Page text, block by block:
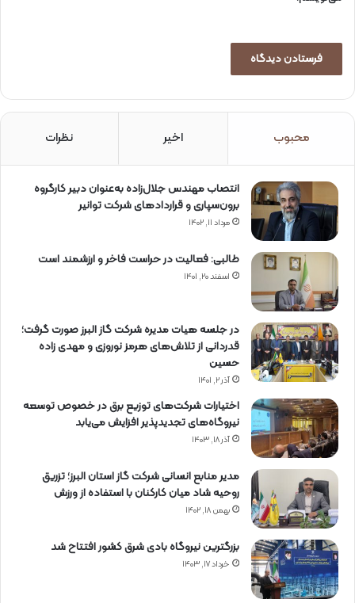
ت
آ
ا
ط
ع
محبوب اخیر نظرات
انتصاب مهندس جلال‌زاده به‌عنوان دبیر كارگروه
برون‌سپاری و قراردادهای شركت توانیر
مرداد ۱۱, ۱۴۰۲
طالبی: فعالیت در حراست فاخر و ارزشمند است
اسفند ۲۰, ۱۴۰۱
در جلسه هیات مدیره شرکت گاز البرز صورت گرفت؛
قدردانی از تلاش‌های هرمز نوروزی و مهدی زاده
حسین
آذر ۲, ۱۴۰۱
اختیارات شرکت‌های توزیع برق در خصوص توسعه
نیروگاه‌های تجدیدپذیر افزایش می‌یابد
آذر ۱۸, ۱۴۰۳
مدیر منابع انسانی شرکت گاز استان البرز؛ تزریق
روحیه شاد میان کارکنان با استفاده از ورزش
بهمن ۱۸, ۱۴۰۲
بزرگترین نیروگاه بادی شرق کشور افتتاح شد
خرداد ۱۷, ۱۴۰۳